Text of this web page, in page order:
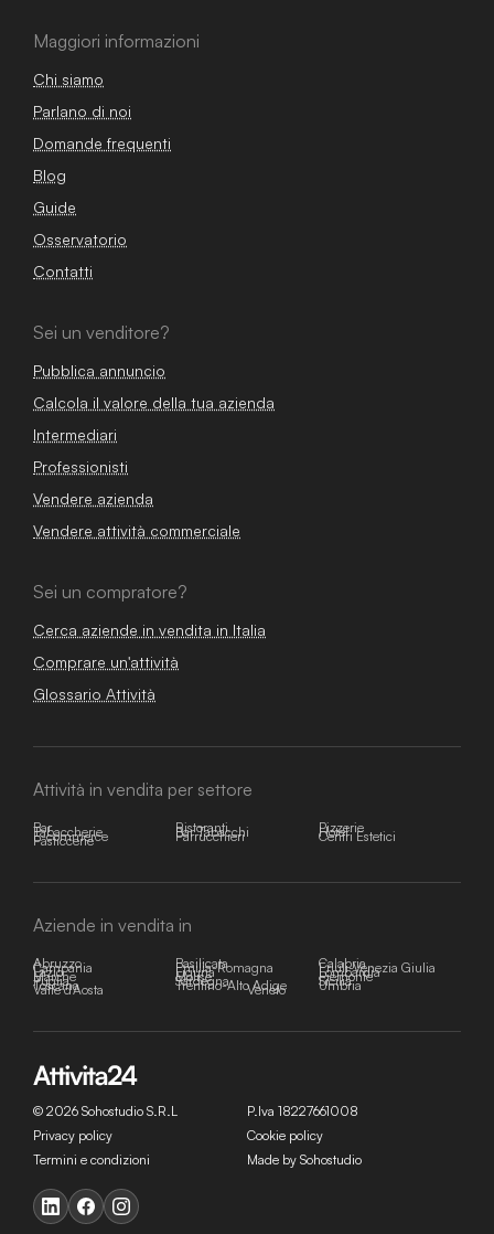
Maggiori informazioni
Chi siamo
Parlano di noi
Domande frequenti
Blog
Guide
Osservatorio
Contatti
Sei un venditore?
Pubblica annuncio
Calcola il valore della tua azienda
Intermediari
Professionisti
Vendere azienda
Vendere attività commerciale
Sei un compratore?
Cerca aziende in vendita in Italia
Comprare un'attività
Glossario Attività
Attività in vendita per settore
Bar Ristoranti Pizzerie
Tabaccherie Bar Tabacchi Hotel
E-commerce Parrucchieri Centri Estetici
Pasticcerie
Aziende in vendita in
Abruzzo Basilicata Calabria
Campania Emilia-Romagna Friuli-Venezia Giulia
Lazio Liguria Lombardia
Marche Molise Piemonte
Puglia Sardegna Sicilia
Toscana Trentino-Alto Adige Umbria
Valle d'Aosta Veneto
© 2026 Sohostudio S.R.L
P.Iva 18227661008
Privacy policy
Cookie policy
Termini e condizioni
Made by Sohostudio